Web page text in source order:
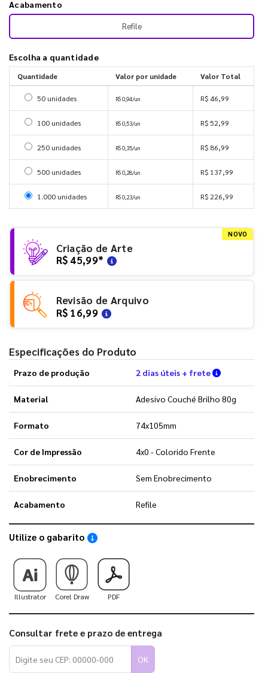
Acabamento
Refile
Escolha a quantidade
Quantidade Valor por unidade Valor Total
Selecionar 50 unidades
50 unidades R$ 0,94/un R$ 46,99
Selecionar 100 unidades
100 unidades R$ 0,53/un R$ 52,99
Selecionar 250 unidades
250 unidades R$ 0,35/un R$ 86,99
Selecionar 500 unidades
500 unidades R$ 0,28/un R$ 137,99
Selecionar 1000 unidades
1.000 unidades R$ 0,23/un R$ 226,99
NOVO
Criação de Arte
R$ 45,99*
Revisão de Arquivo
R$ 16,99
Especificações do Produto
Prazo de produção 2 dias úteis + frete Verifique
Material Adesivo Couché Brilho 80g
Formato 74x105mm
Cor de Impressão 4x0 - Colorido Frente
Enobrecimento Sem Enobrecimento
Acabamento Refile
Utilize o gabarito Saiba como utilizar os nossos gabaritos
Illustrator Corel Draw PDF
Consultar frete e prazo de entrega
OK